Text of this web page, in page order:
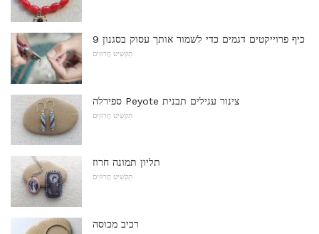
9 כיף פרוייקטים דגמים כדי לשמור אותך עסוק בסגנון
תַקשִׁיט חָרוּזִים
ספירלה Peyote צינור עגילים תבנית
תַקשִׁיט חָרוּזִים
תליון תמונה חרוז
תַקשִׁיט חָרוּזִים
רכיב מכוסה